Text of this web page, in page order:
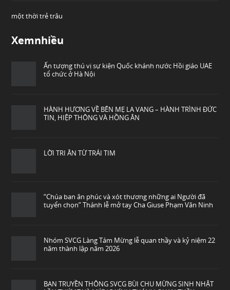
một thời trẻ trâu
Xemnhiều
Ấn tượng thú vị sự kiện Quốc khánh nước Hồi giáo UAE
tổ chức ở Hà Nội
HÀNH HƯƠNG VỀ BÊN MẸ LA VANG – HÀNH TRÌNH ĐỨC
TIN, HIỆP THÔNG VÀ HỒNG ÂN
LỜI TRI ÂN TỪ TRÁI TIM
“Chúa ban ân phúc và xót thương những ai Người đã
tuyển chọn” Thánh lễ mở tay Cha Giuse Phạm Văn Ninh
Nhóm SVCG Làng Tám Mừng lễ quan thầy và kỷ niệm 22
năm thành lập năm 2026
BAN TRUYỀN THÔNG SVCG BÙI CHU MỪNG SINH NHẬT